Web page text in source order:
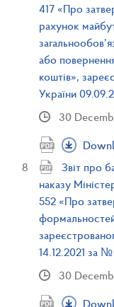
417 «Про
рахунок
або
коштів»,
України
30
Звіт про
наказу
552 «Про
14.12.2021 за
30